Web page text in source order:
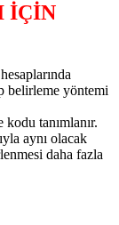
İÇİN
belirleme yöntemi
tanımlanır.
aynı olacak
daha fazla